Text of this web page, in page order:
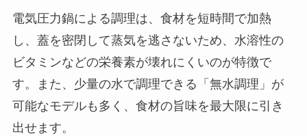
電気圧力鍋による調理は、食材を短時間で加熱
し、蓋を密閉して蒸気を逃さないため、水溶性の
ビタミンなどの栄養素が壊れにくいのが特徴で
す。また、少量の水で調理できる「無水調理」が
可能なモデルも多く、食材の旨味を最大限に引き
出せます。